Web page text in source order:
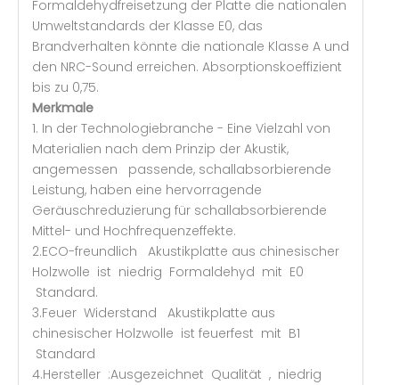
Formaldehydfreisetzung der Platte die nationalen
Umweltstandards der Klasse E0, das
Brandverhalten könnte die nationale Klasse A und
den NRC-Sound erreichen. Absorptionskoeffizient
bis zu 0,75.
Merkmale
1. In der Technologiebranche - Eine Vielzahl von
Materialien nach dem Prinzip der Akustik,
angemessen passende, schallabsorbierende
Leistung, haben eine hervorragende
Geräuschreduzierung für schallabsorbierende
Mittel- und Hochfrequenzeffekte.
2.ECO-freundlich Akustikplatte aus chinesischer
Holzwolle ist niedrig Formaldehyd mit E0
Standard.
3.Feuer Widerstand Akustikplatte aus
chinesischer Holzwolle ist feuerfest mit B1
Standard
4.Hersteller :Ausgezeichnet Qualität , niedrig